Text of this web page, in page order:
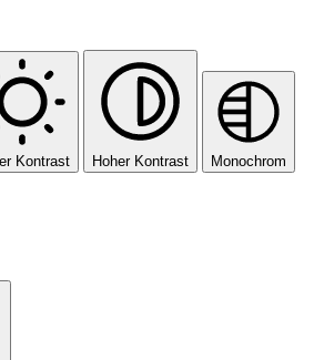
Kontrast Hoher Kontrast Monochrom